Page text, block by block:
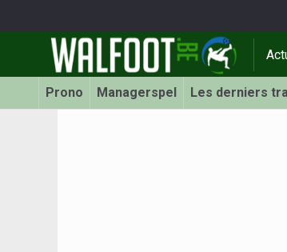
Prono Managerspel Les derniers